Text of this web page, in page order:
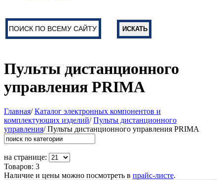
Пульты дистанционного
управления PRIMA
Главная/Каталог электронных компонентов и
комплектующих изделий/Пульты дистанционного
управления/ Пульты дистанционного управления PRIMA
на странице:
Товаров: 3
Наличие и цены можно посмотреть в прайс-листе.